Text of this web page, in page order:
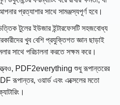
প্রত্যাশার সাথে সামঞ্জস্যপূর্ণ হবে।
টুলের ইউজার ইন্টারফেসটি সহজবোধ্য
খুব বেশি প্রযুক্তিগত জ্ঞান ছাড়াই
সাথে পরিচালনা করতে সক্ষম করে।
PDF2everything শুধু রূপান্তরের
রূপান্তর, ওয়ার্ড এবং এক্সেলের মতো